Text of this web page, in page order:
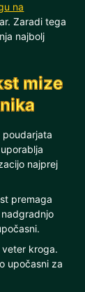
na
Zaradi tega
najbolj
mize
poudarjata
najprej
premaga
kroga.
upočasni za